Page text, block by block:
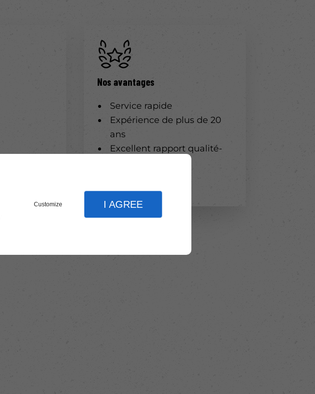
Customize I AGREE
Nos avantages
Service rapide
Expérience de plus de 20
ans
Excellent rapport qualité-